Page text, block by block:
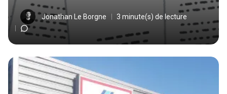
Jonathan Le Borgne 3 minute(s) de lecture